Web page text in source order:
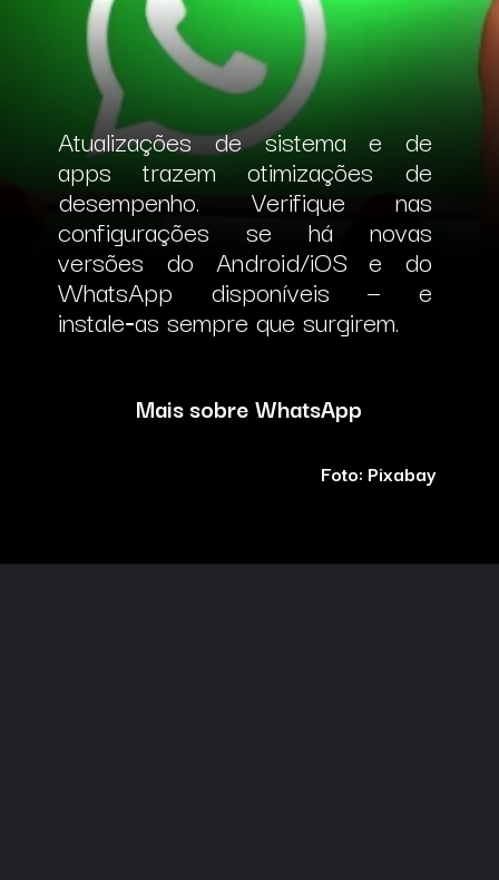
Atualizações de sistema e de
apps trazem otimizações de
desempenho. Verifique nas
configurações se há novas
versões do Android/iOS e do
WhatsApp disponíveis — e
instale‑as sempre que surgirem.
Foto: Pixabay
Mais sobre WhatsApp